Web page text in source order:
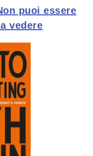
puoi essere
vedere